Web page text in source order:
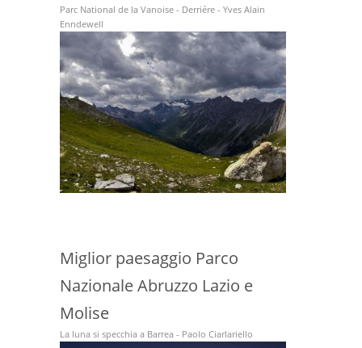
Parc National de la Vanoise - Derriére - Yves Alain
Enndewell
Miglior paesaggio Parco
Nazionale Abruzzo Lazio e
Molise
La luna si specchia a Barrea - Paolo Ciarlariello